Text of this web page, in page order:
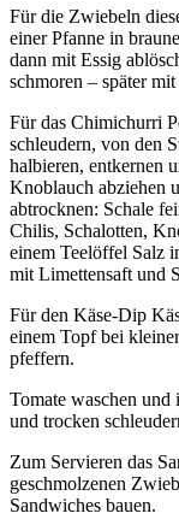
Für die Zwiebeln
einer Pfanne in
dann mit Essig
schmoren – später
Für das Chimichurri
schleudern, von den
halbieren, entkernen
Knoblauch abziehen
abtrocknen: Schale
Chilis, Schalotten,
einem Teelöffel Salz
mit Limettensaft und
Für den Käse-Dip
einem Topf bei
pfeffern.
Tomate waschen und
und trocken
Zum Servieren das
geschmolzenen
Sandwiches bauen.